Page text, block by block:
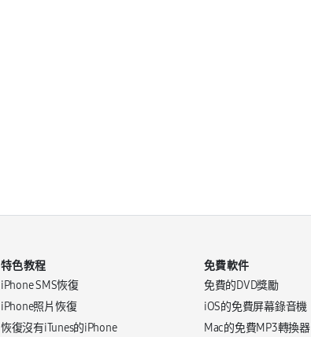
特色教程
iPhone SMS恢復
iPhone照片恢復
恢復沒有iTunes的iPhone
免費軟件
免費的DVD獎勵
iOS的免費屏幕錄音機
Mac的免費MP3轉換器